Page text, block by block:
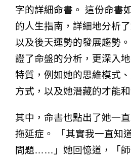
字的詳細命書。 這份命書
的人生指南，詳細地分析
以及後天運勢的發展趨勢
證了命盤的分析，更深入
特質，例如她的思維模式
方式，以及她潛藏的才能
其中，命書也點出了她一
拖延症。 「其實我一直知
問題……」她回憶道，「師